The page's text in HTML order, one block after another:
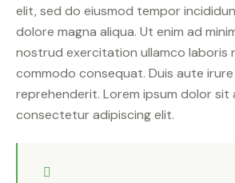
elit, sed do eiusmod tempor
dolore magna aliqua. Ut enim ad
nostrud exercitation ullamco laboris
commodo consequat. Duis aute
reprehenderit. Lorem ipsum dolor sit
consectetur adipiscing elit.